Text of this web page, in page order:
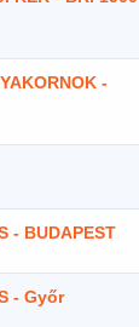
-
- BUDAPEST
- Győr